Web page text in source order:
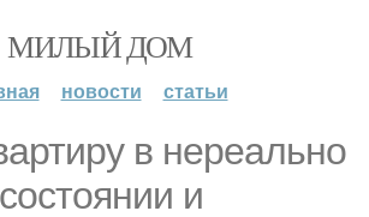
МИЛЫЙ ДОМ
новости статьи
в нереально
и